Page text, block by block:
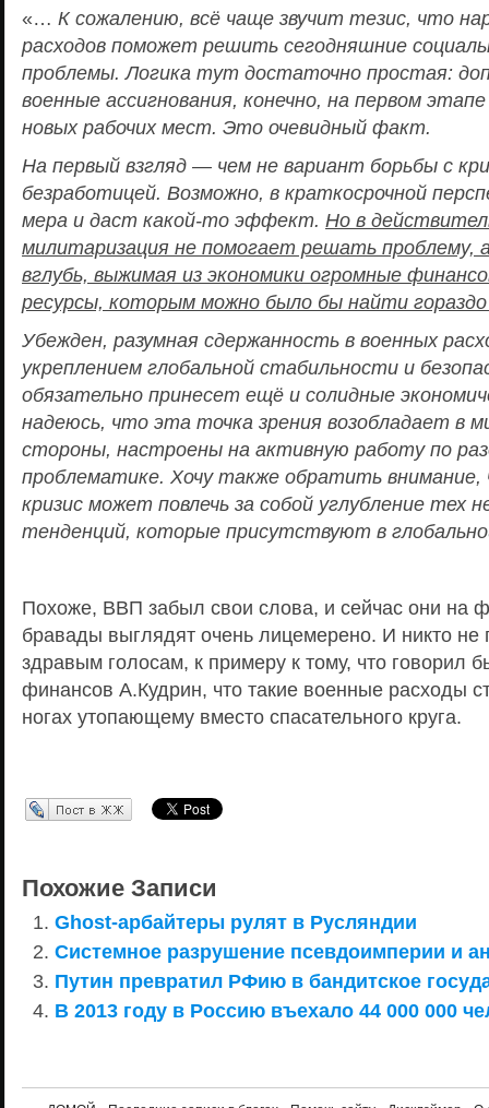
«… К сожалению, всё чаще звучит тезис, что
расходов поможет решить сегодняшние
проблемы. Логика тут достаточно простая:
военные ассигнования, конечно, на первом
новых рабочих мест. Это очевидный факт.
На первый взгляд — чем не вариант борьбы с
безработицей. Возможно, в краткосрочной
мера и даст какой-то эффект. Но в
милитаризация не помогает решать проблему,
вглубь, выжимая из экономики огромные
ресурсы, которым можно было бы найти
Убежден, разумная сдержанность в военных
укреплением глобальной стабильности и
обязательно принесет ещё и солидные
надеюсь, что эта точка зрения возобладает в
стороны, настроены на активную работу по
проблематике. Хочу также обратить внимание,
кризис может повлечь за собой углубление тех
тенденций, которые присутствуют в
Похоже, ВВП забыл свои слова, и сейчас они на
бравады выглядят очень лицемерено. И никто не
здравым голосам, к примеру к тому, что говорил
финансов А.Кудрин, что такие военные расходы
ногах утопающему вместо спасательного круга.
Перепост в ЖЖ
Похожие Записи
Ghost-арбайтеры рулят в Русляндии
Системное разрушение псевдоимперии и
Путин превратил РФию в бандитское
В 2013 году в Россию въехало 44 000 000